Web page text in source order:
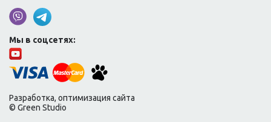
Мы в соцсетях:
Разработка, оптимизация сайта
© Green Studio